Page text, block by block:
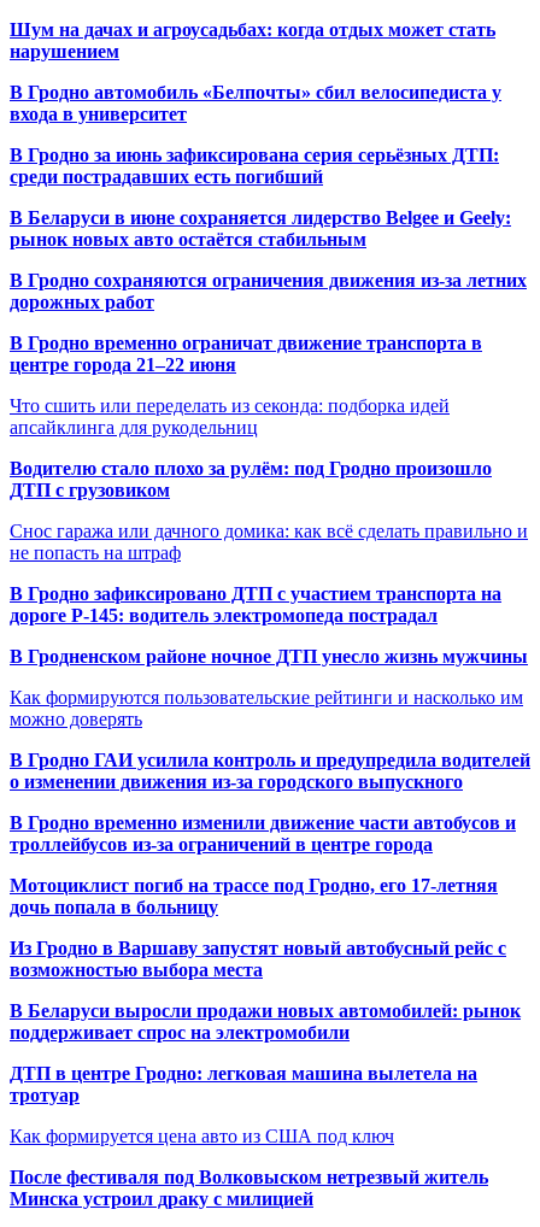
Шум на дачах и агроусадьбах: когда отдых может стать
нарушением
В Гродно автомобиль «Белпочты» сбил велосипедиста у
входа в университет
В Гродно за июнь зафиксирована серия серьёзных ДТП:
среди пострадавших есть погибший
В Беларуси в июне сохраняется лидерство Belgee и Geely:
рынок новых авто остаётся стабильным
В Гродно сохраняются ограничения движения из-за летних
дорожных работ
В Гродно временно ограничат движение транспорта в
центре города 21–22 июня
Что сшить или переделать из секонда: подборка идей
апсайклинга для рукодельниц
Водителю стало плохо за рулём: под Гродно произошло
ДТП с грузовиком
Снос гаража или дачного домика: как всё сделать правильно и
не попасть на штраф
В Гродно зафиксировано ДТП с участием транспорта на
дороге Р-145: водитель электромопеда пострадал
В Гродненском районе ночное ДТП унесло жизнь мужчины
Как формируются пользовательские рейтинги и насколько им
можно доверять
В Гродно ГАИ усилила контроль и предупредила водителей
о изменении движения из-за городского выпускного
В Гродно временно изменили движение части автобусов и
троллейбусов из-за ограничений в центре города
Мотоциклист погиб на трассе под Гродно, его 17-летняя
дочь попала в больницу
Из Гродно в Варшаву запустят новый автобусный рейс с
возможностью выбора места
В Беларуси выросли продажи новых автомобилей: рынок
поддерживает спрос на электромобили
ДТП в центре Гродно: легковая машина вылетела на
тротуар
Как формируется цена авто из США под ключ
После фестиваля под Волковыском нетрезвый житель
Минска устроил драку с милицией